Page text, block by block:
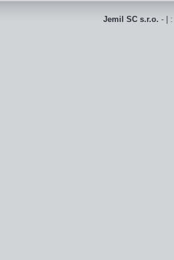
Jemil SC s.r.o. - |